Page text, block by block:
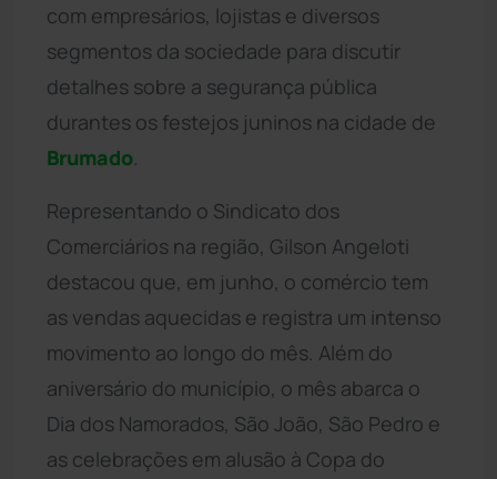
com empresários, lojistas e diversos
segmentos da sociedade para discutir
detalhes sobre a segurança pública
durantes os festejos juninos na cidade de
Brumado
Representando o Sindicato dos
Comerciários na região, Gilson Angeloti
destacou que, em junho, o comércio tem
as vendas aquecidas e registra um intenso
movimento ao longo do mês. Além do
aniversário do município, o mês abarca o
Dia dos Namorados, São João, São Pedro e
as celebrações em alusão à Copa do